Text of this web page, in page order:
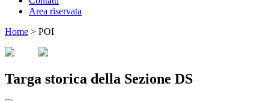
Area riservata
Home > POI
Targa storica della Sezione DS